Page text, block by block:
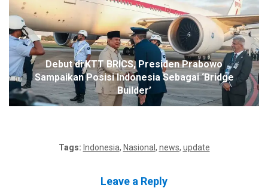
Debut di KTT BRICS, Presiden Prabowo
Sampaikan Posisi Indonesia Sebagai ‘Bridge
Builder’
Tags: Indonesia, Nasional , news, update
Leave a Reply